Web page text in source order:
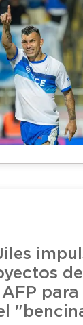
para